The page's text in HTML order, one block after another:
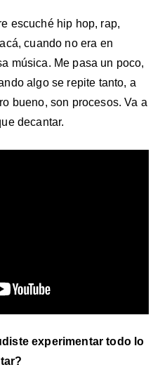
escuché hip hop, rap,
cuando no era en
música. Me pasa un poco,
algo se repite tanto, a
bueno, son procesos. Va a
decantar.
experimentar todo lo